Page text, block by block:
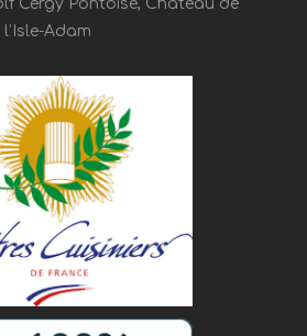
Cergy Pontoise, Château de
Adam